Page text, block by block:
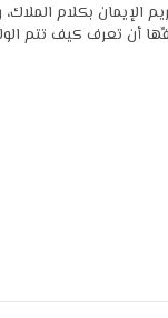
بكلام الملاك،
أن تعرف كيف تتم